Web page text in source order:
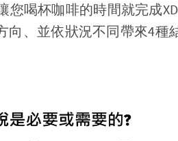
您喝杯咖啡的時間就完成
、並依狀況不同帶來4種